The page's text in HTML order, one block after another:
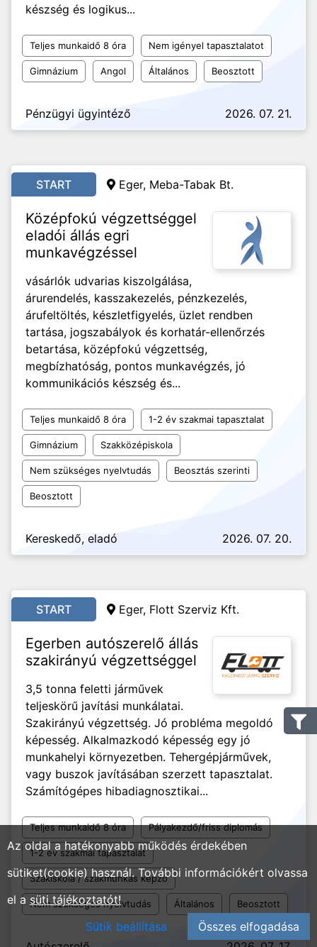
készség és logikus...
Teljes munkaidő 8 óra Nem igényel tapasztalatot
Gimnázium Angol Általános Beosztott
Pénzügyi ügyintéző 2026. 07. 21.
START Eger, Meba-Tabak Bt.
Középfokú végzettséggel
eladói állás egri
munkavégzéssel
vásárlók udvarias kiszolgálása,
árurendelés, kasszakezelés, pénzkezelés,
árufeltöltés, készletfigyelés, üzlet rendben
tartása, jogszabályok és korhatár-ellenőrzés
betartása, középfokú végzettség,
megbízhatóság, pontos munkavégzés, jó
kommunikációs készség és...
Teljes munkaidő 8 óra 1-2 év szakmai tapasztalat
Gimnázium Szakközépiskola
Nem szükséges nyelvtudás Beosztás szerinti
Beosztott
Kereskedő, eladó 2026. 07. 20.
START Eger, Flott Szerviz Kft.
Egerben autószerelő állás
szakirányú végzettséggel
3,5 tonna feletti járművek
teljeskörű javítási munkálatai.
Szakirányú végzettség. Jó probléma megoldó
képesség. Alkalmazkodó képesség egy jó
munkahelyi környezetben. Tehergépjárművek,
vagy buszok javításában szerzett tapasztalat.
Számítógépes hibadiagnosztikai...
Teljes munkaidő 8 óra Pályakezdő/friss diplomás
1-2 év szakmai tapasztalat
Szakiskola / szakmunkás képző
Nem szükséges nyelvtudás Általános Beosztott
Az oldal a hatékonyabb működés érdekében
sütiket(cookie) használ. További információkért olvassa
el a süti tájékoztatót!
Sütik beállítása
Összes elfogadása